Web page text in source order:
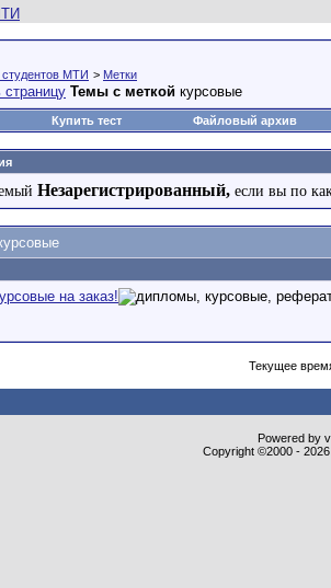
МТИ > Метки
Темы с меткой курсовые
Купить тест Файловый архив
Незарегистрированный, если вы по
на заказ!
Текущее
Powered by
Copyright ©2000 -